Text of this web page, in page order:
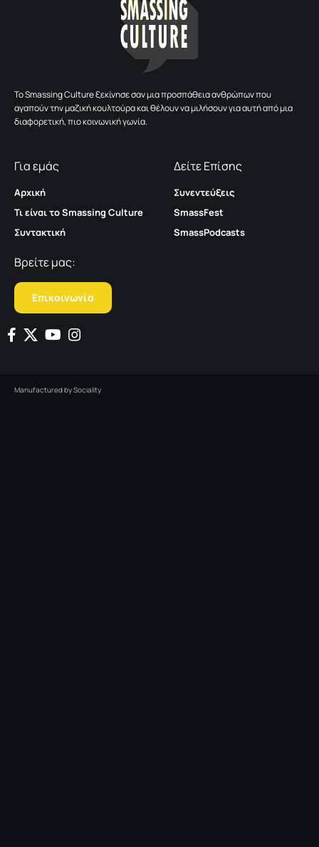
To Smassing Culture ξεκίνησε σαν μια προσπάθεια ανθρώπων που
αγαπούν την μαζική κουλτούρα και θέλουν να μιλήσουν για αυτή από μια
διαφορετική, πιο κοινωνική γωνία.
Για εμάς
Αρχική
Τι είναι το Smassing Culture
Συντακτική
Δείτε Επίσης
Συνεντεύξεις
SmassFest
SmassPodcasts
Βρείτε μας:
Επικοινωνία
Manufactured bySociality